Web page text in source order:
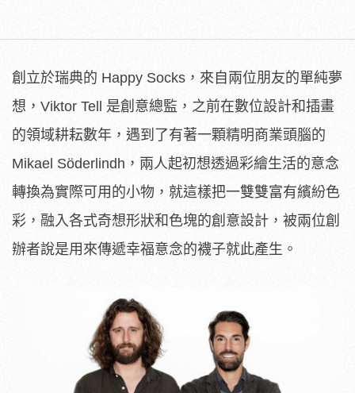
創立於瑞典的 Happy Socks，來自兩位朋友的單純夢
想，Viktor Tell 是創意總監，之前在數位設計和插畫
的領域耕耘數年，遇到了有著一顆精明商業頭腦的
Mikael Söderlindh，兩人起初想透過彩繪生活的意念
轉換為實際可用的小物，就這樣把一雙雙富有繽紛色
彩，融入各式奇想形狀和色塊的創意設計，被兩位創
辦者說是用來傳遞幸福意念的襪子就此產生。